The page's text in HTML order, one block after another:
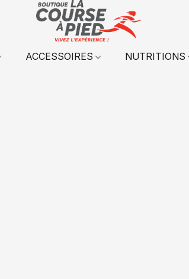
ACCESSOIRES NUTRITIONS